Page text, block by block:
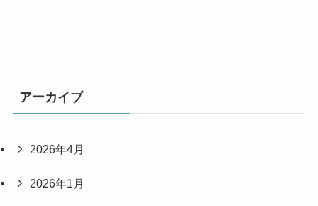
アーカイブ
2026年4月
2026年1月